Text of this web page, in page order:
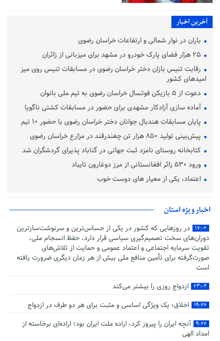
آخرین اخبار
باران در نوار شمالی و ارتفاعات خراسان رضوی
رقابت تنیس بازان دختر خراسان رضوی در مسابقات تنیس روی میز
امیدهای کشور
دعوت از ۵ بازیکن فوتسال خراسان رضوی به تیم ملی بانوان
آماده‌ سازی آزادکار مشهدی برای حضور در مسابقات کشتی ناگویا
پایان مسابقات هندبال جوانان دختر خراسان رضوی با حضور ۱۰ تیم
پیش‌بینی تولید ۸۵۰ هزار تن چغندرقند در مزارع خراسان رضوی
کتابخانه روستای نامزد ثبت جهانی در گناباد پذیرای گردشگران شد
ورود ۵۳۰ زائر افغانستانی از مرز دوغارون تایباد
اعتماد، یکی از معیار های دوست خوب
اخبار ویژه استان
۱۷:۰۲
در روزهایی که کشور در یکی از حساس‌ترین و سرنوشت‌سازترین
دوران‌های سخت تصمیم‌گیری سیاسی قرار دارد، حفظ انسجام ملی،
تقویت سرمایه اجتماعی و اعتماد عمومی و حمایت از تلاش‌های
صورت‌گرفته برای تأمین منافع ملی بیش از هر زمان دیگری ضرورت یافته
است
۲۳:۰۴ ازدواج روزی را بیشتر می‌کند
۱۹:۲۶ اخلاق؛ یک ویژگی اساسی و مثبت برای هر دو طرف در ازدواج
۹:۲۶
آنچه ایران را پیروز کرد، اراده ملت ایران بود؛ اراده‌ای برخاسته از
امداد الهی